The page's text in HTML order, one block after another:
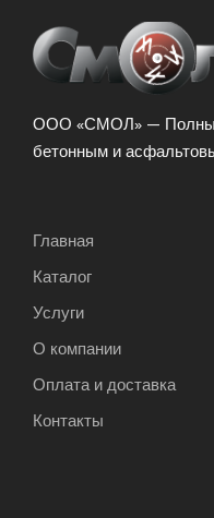
ООО «СМОЛ» — Полный
бетонным и
Главная
Каталог
Услуги
О компании
Оплата и доставка
Контакты